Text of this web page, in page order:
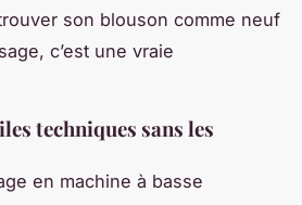
son blouson comme neuf
c’est une vraie
techniques sans les
en machine à basse